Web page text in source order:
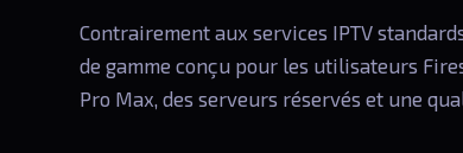
Contrairement aux services IPTV
de gamme conçu pour les utilisateurs
Pro Max, des serveurs réservés et une